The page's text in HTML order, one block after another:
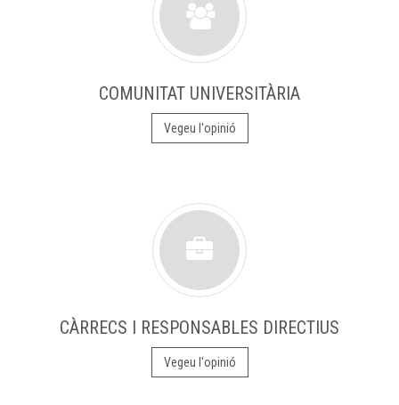
COMUNITAT UNIVERSITÀRIA
Vegeu l'opinió
CÀRRECS I RESPONSABLES DIRECTIUS
Vegeu l'opinió